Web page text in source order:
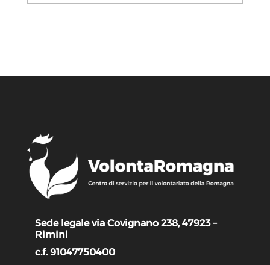
Sede legale via Covignano 238, 47923 –
Rimini
c.f. 91047750400